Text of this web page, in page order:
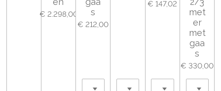
€ 2.298,00
s
€ 212,00
€ 147,02
met
er
met
gaa
s
€ 330,00